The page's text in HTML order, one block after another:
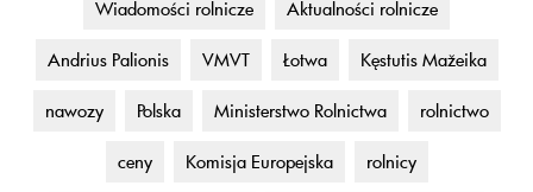
Wiadomości rolnicze Aktualności rolnicze
Andrius Palionis VMVT Łotwa Kęstutis Mažeika
nawozy Polska Ministerstwo Rolnictwa rolnictwo
ceny Komisja Europejska rolnicy